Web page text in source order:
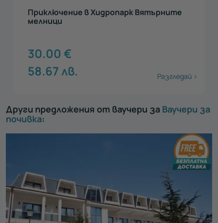
Приключение в Хидропарк Вятърните
мелници
30.00 €
58.67лв. Разгледай >
Други предложения от ваучери за Ваучери за
почивка: